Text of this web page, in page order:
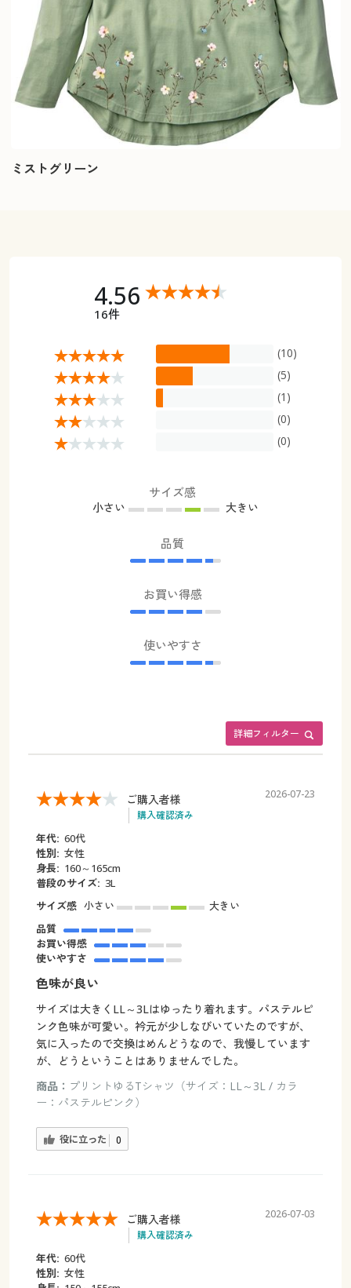
ミストグリーン
4.56
16件
(10)
(5)
(1)
(0)
(0)
サイズ感
小さい 大きい
品質
お買い得感
使いやすさ
詳細フィルター
ご購入者様
購入確認済み
2026-07-23
年代: 60代
性別: 女性
身長: 160～165cm
普段のサイズ: 3L
サイズ感 小さい
大きい
品質
お買い得感
使いやすさ
色味が良い
サイズは大きくLL～3Lはゆったり着れます。パステルピ
ンク色味が可愛い。衿元が少しなびいていたのですが、
気に入ったので交換はめんどうなので、我慢しています
が、どうということはありませんでした。
商品： プリントゆるTシャツ（サイズ：LL～3L / カラ
ー：パステルピンク）
役に立った 0
ご購入者様
購入確認済み
2026-07-03
年代: 60代
性別: 女性